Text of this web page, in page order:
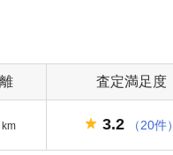
査定満足度
km 3.2 （20件）